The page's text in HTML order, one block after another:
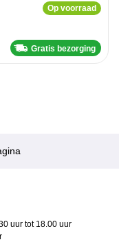
Op voorraad
Gratis bezorging
uur tot 18.00 uur